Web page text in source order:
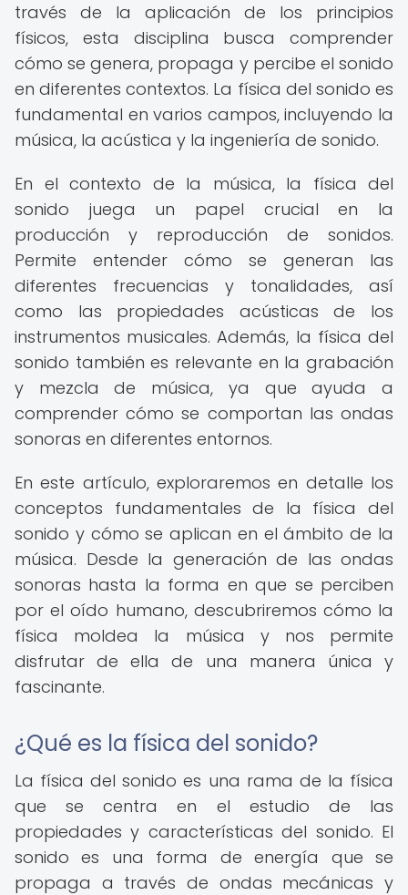
través de la aplicación de los principios
físicos, esta disciplina busca comprender
cómo se genera, propaga y percibe el sonido
en diferentes contextos. La física del sonido es
fundamental en varios campos, incluyendo la
música, la acústica y la ingeniería de sonido.
En el contexto de la música, la física del
sonido juega un papel crucial en la
producción y reproducción de sonidos.
Permite entender cómo se generan las
diferentes frecuencias y tonalidades, así
como las propiedades acústicas de los
instrumentos musicales. Además, la física del
sonido también es relevante en la grabación
y mezcla de música, ya que ayuda a
comprender cómo se comportan las ondas
sonoras en diferentes entornos.
En este artículo, exploraremos en detalle los
conceptos fundamentales de la física del
sonido y cómo se aplican en el ámbito de la
música. Desde la generación de las ondas
sonoras hasta la forma en que se perciben
por el oído humano, descubriremos cómo la
física moldea la música y nos permite
disfrutar de ella de una manera única y
fascinante.
¿Qué es la física del sonido?
La física del sonido es una rama de la física
que se centra en el estudio de las
propiedades y características del sonido. El
sonido es una forma de energía que se
propaga a través de ondas mecánicas y